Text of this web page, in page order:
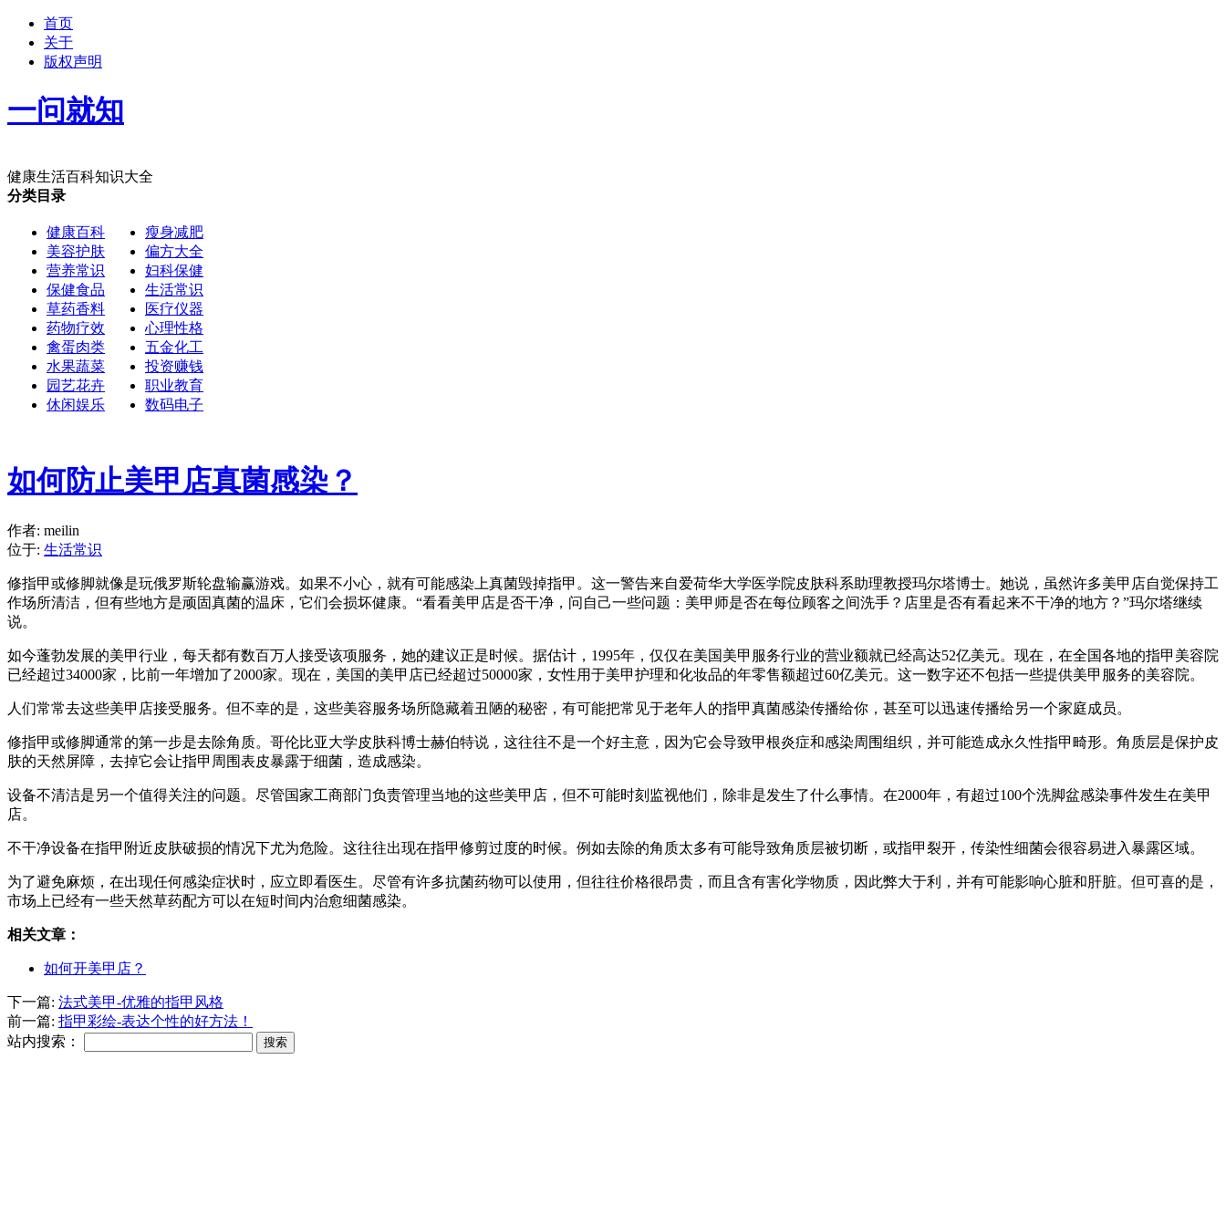
首页
关于
版权声明
一问就知
健康生活百科知识大全
分类目录
健康百科
美容护肤
营养常识
保健食品
草药香料
药物疗效
禽蛋肉类
水果蔬菜
园艺花卉
休闲娱乐
瘦身减肥
偏方大全
妇科保健
生活常识
医疗仪器
心理性格
五金化工
投资赚钱
职业教育
数码电子
如何防止美甲店真菌感染？
作者: meilin
位于: 生活常识
修指甲或修脚就像是玩俄罗斯轮盘输赢游戏。如果不小心，就有可能感染上真菌毁掉指甲。这一警告来自爱荷华大学医学院皮肤科系助理教授玛尔塔博士。她说，虽然许多美甲店自觉保持工
作场所清洁，但有些地方是顽固真菌的温床，它们会损坏健康。“看看美甲店是否干净，问自己一些问题：美甲师是否在每位顾客之间洗手？店里是否有看起来不干净的地方？”玛尔塔继续
说。
如今蓬勃发展的美甲行业，每天都有数百万人接受该项服务，她的建议正是时候。据估计，1995年，仅仅在美国美甲服务行业的营业额就已经高达52亿美元。现在，在全国各地的指甲美容院
已经超过34000家，比前一年增加了2000家。现在，美国的美甲店已经超过50000家，女性用于美甲护理和化妆品的年零售额超过60亿美元。这一数字还不包括一些提供美甲服务的美容院。
人们常常去这些美甲店接受服务。但不幸的是，这些美容服务场所隐藏着丑陋的秘密，有可能把常见于老年人的指甲真菌感染传播给你，甚至可以迅速传播给另一个家庭成员。
修指甲或修脚通常的第一步是去除角质。哥伦比亚大学皮肤科博士赫伯特说，这往往不是一个好主意，因为它会导致甲根炎症和感染周围组织，并可能造成永久性指甲畸形。角质层是保护皮
肤的天然屏障，去掉它会让指甲周围表皮暴露于细菌，造成感染。
设备不清洁是另一个值得关注的问题。尽管国家工商部门负责管理当地的这些美甲店，但不可能时刻监视他们，除非是发生了什么事情。在2000年，有超过100个洗脚盆感染事件发生在美甲
店。
不干净设备在指甲附近皮肤破损的情况下尤为危险。这往往出现在指甲修剪过度的时候。例如去除的角质太多有可能导致角质层被切断，或指甲裂开，传染性细菌会很容易进入暴露区域。
为了避免麻烦，在出现任何感染症状时，应立即看医生。尽管有许多抗菌药物可以使用，但往往价格很昂贵，而且含有害化学物质，因此弊大于利，并有可能影响心脏和肝脏。但可喜的是，
市场上已经有一些天然草药配方可以在短时间内治愈细菌感染。
相关文章：
如何开美甲店？
下一篇: 法式美甲-优雅的指甲风格
前一篇: 指甲彩绘-表达个性的好方法！
站内搜索：